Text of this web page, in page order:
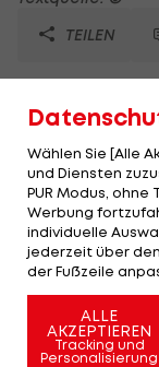
TEILEN
Mehr
Wählen Sie [Alle
und Diensten
PUR Modus, ohne
Werbung
individuelle
jederzeit über
der Fußzeile
ALLE
AKZEPTIEREN
Tracking und
Personalisierung